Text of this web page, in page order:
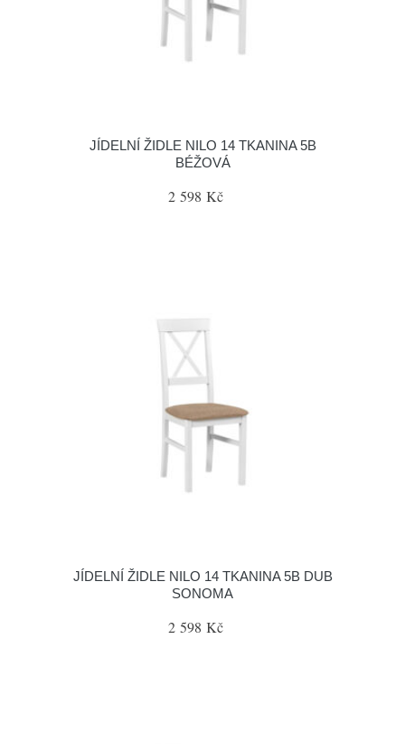
JÍDELNÍ ŽIDLE NILO 14 TKANINA 5B
BÉŽOVÁ
2 598 Kč
JÍDELNÍ ŽIDLE NILO 14 TKANINA 5B DUB
SONOMA
2 598 Kč